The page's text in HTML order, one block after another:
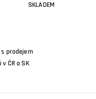
SKLADEM
prodejem
ČR a SK